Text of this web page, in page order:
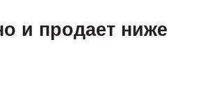
и продает ниже